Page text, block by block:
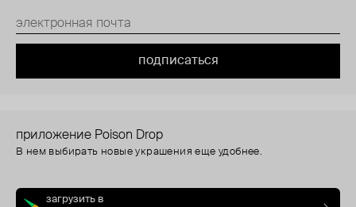
подписаться
приложение Poison Drop
В нем выбирать новые украшения еще удобнее.
загрузить в